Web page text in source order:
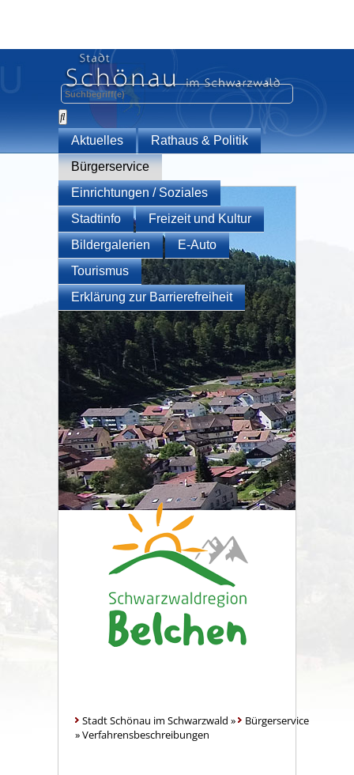
Aktuelles
Rathaus & Politik
Bürgerservice
Einrichtungen / Soziales
Stadtinfo
Freizeit und Kultur
Bildergalerien
E-Auto
Tourismus
Erklärung zur Barrierefreiheit
Stadt Schönau im Schwarzwald »
Bürgerservice
»Verfahrensbeschreibungen